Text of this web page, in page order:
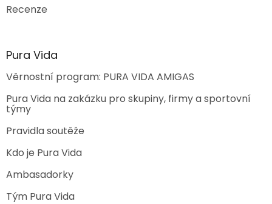
Recenze
Pura Vida
Věrnostní program: PURA VIDA AMIGAS
Pura Vida na zakázku pro skupiny, firmy a sportovní
týmy
Pravidla soutěže
Kdo je Pura Vida
Ambasadorky
Tým Pura Vida